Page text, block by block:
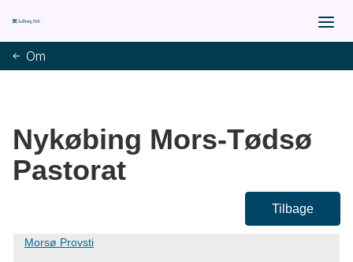
Om
Nykøbing Mors-Tødsø
Pastorat
Tilbage
Morsø Provsti